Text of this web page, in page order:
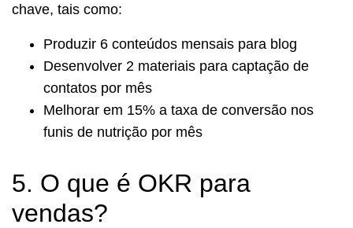
chave, tais como:
Produzir 6 conteúdos mensais para blog
Desenvolver 2 materiais para captação de
contatos por mês
Melhorar em 15% a taxa de conversão nos
funis de nutrição por mês
5. O que é OKR para
vendas?